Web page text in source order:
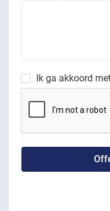
Ik ga akkoord